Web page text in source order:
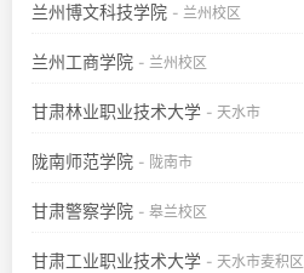
兰州博文科技学院 - 兰州校区
兰州工商学院 - 兰州校区
甘肃林业职业技术大学 - 天水市
陇南师范学院 - 陇南市
甘肃警察学院 - 皋兰校区
甘肃工业职业技术大学 - 天水市麦积区